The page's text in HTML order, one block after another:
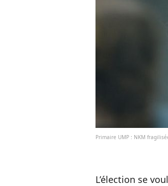
Primaire UMP : NKM
L’élection se